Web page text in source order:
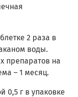
2 раза в
воды.
препаратов на
– 1 месяц.
0,5 г в упаковке